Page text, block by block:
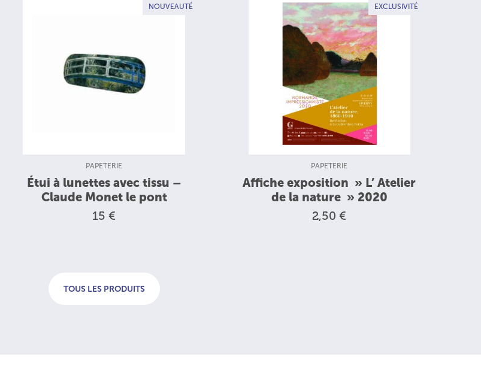
NOUVEAUTÉ
TYPE DE PRODUIT :
PAPETERIE
Étui à lunettes avec tissu –
Claude Monet le pont
15 €
EXCLUSIVITÉ
TYPE DE PRODUIT :
PAPETERIE
Affiche exposition » L’ Atelier
de la nature » 2020
2,50 €
TOUS LES PRODUITS